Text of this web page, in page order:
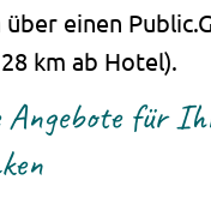
über einen
km ab Hotel).
Angebote für